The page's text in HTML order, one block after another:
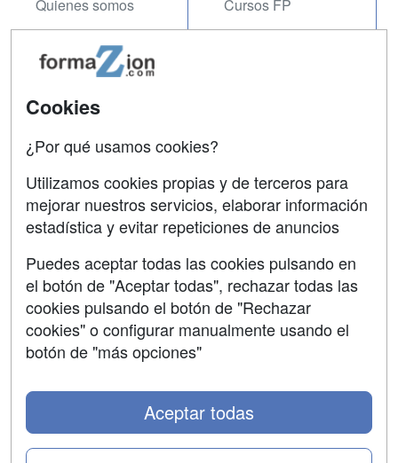
Quienes somos
Acceso Usuarios
Acceso Centros
Cursos FP
Contactar
Confidencialidad
Copyleft
SÍGUENOS EN:
Cookies
¿Por qué usamos cookies?
Utilizamos cookies propias y de terceros para
mejorar nuestros servicios, elaborar información
estadística y evitar repeticiones de anuncios
Puedes aceptar todas las cookies pulsando en
el botón de "Aceptar todas", rechazar todas las
cookies pulsando el botón de "Rechazar
cookies" o configurar manualmente usando el
botón de "más opciones"
Aceptar todas